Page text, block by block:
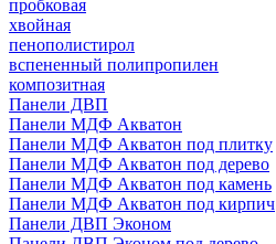
пробковая
хвойная
пенополистирол
вспененный полипропилен
композитная
Панели ДВП
Панели МДФ Акватон
Панели МДФ Акватон под плитку
Панели МДФ Акватон под дерево
Панели МДФ Акватон под камень
Панели МДФ Акватон под кирпич
Панели ДВП Эконом